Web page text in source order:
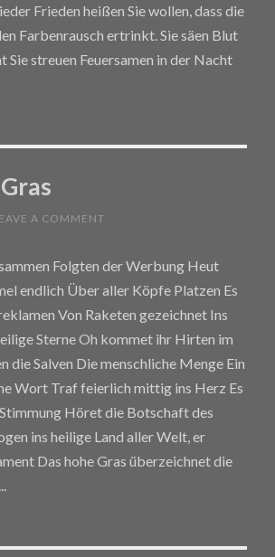
Frieden heißen Sie wollen, dass die
Farbenrausch ertrinkt. Sie säen Blut
Sie streuen Feuersamen in der Nacht
A COMMENT
Folgten der Werbung Heut
endlich Über aller Köpfe Platzen Es
Von Raketen gezeichnet Ins
Sterne Oh kommet ihr Hirten im
die Salven Die menschliche Menge Ein
Wort Traf feierlich mittig ins Herz Es
Höret die Botschaft des
ins heilige Land aller Welt, er
Das hohe Gras überzeichnet die